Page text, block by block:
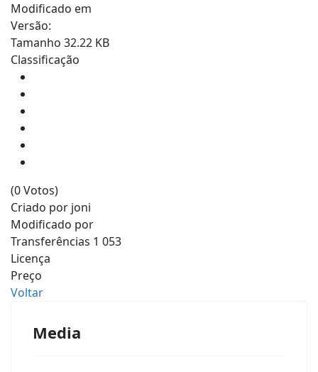
Modificado em
Versão:
Tamanho 32.22 KB
Classificação
(0 Votos)
Criado por joni
Modificado por
Transferências 1 053
Licença
Preço
Voltar
Media